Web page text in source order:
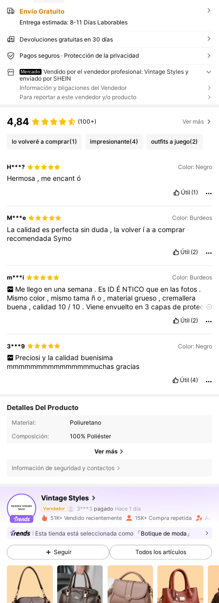
Envío Gratuito
Entrega estimada: 8-11 Días Laborables
Devoluciones gratuitas en 30 días
Pagos seguros · Protección de la privacidad
Mercado
Vendido por el vendedor profesional: Vintage Styles y
enviado por SHEIN
Información y bligaciones del Vendedor
Para reportar a este vendedor y/o producto
4,84 (100+) Ver más
lo volveré a comprar(1) impresionante(4) outfits a juego(2)
H***? Color: Negro
Hermosa , meencantó
Útil (1)
M***e Color: Burdeos
Lacalidades perfectasinduda , lavolver íaacomprar
recomendada Symo
Útil (2)
m***i Color: Burdeos
Me llego en una semana . Es ID É NTICO que en las fotos .
Mismocolor , mismotama ño , materialgrueso ,cremallera
buena ,calidad10 /10 .Vieneenvueltoen 3capasde protecci
volver
🟢🟢🟢🟢🟢🟢🟢🟢🟢🟢🟢 Útil (2)
3***9 Color: Negro
Preciosi y la calidad buenisima
mmmmmmmmmmmmmmmuchasgracias
Útil (4)
Detalles Del Producto
Material:
Poliuretano
Composición:
100% Poliéster
Ver más
Información de seguridad y contactos
Vintage Styles
Vendedor
4,86 73K Seguidores
4,86
73K Seguidores
3***3 pagado Hace 1 día
4,86 73K Seguidores
4,86 73K Seguidores
4,86 73K Seguidores
51K+ Vendido recientemente 15K+ Compra repetida
Esta tienda está seleccionada como 「Botique de moda」
Seguir Todos los artículos